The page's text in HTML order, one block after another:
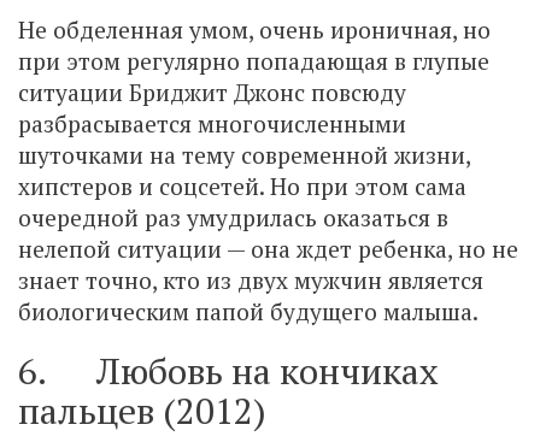
Не обделенная умом, очень ироничная, но
при этом регулярно попадающая в глупые
ситуации Бриджит Джонс повсюду
разбрасывается многочисленными
шуточками на тему современной жизни,
хипстеров и соцсетей. Но при этом сама
очередной раз умудрилась оказаться в
нелепой ситуации — она ждет ребенка, но не
знает точно, кто из двух мужчин является
биологическим папой будущего малыша.
6. Любовь на кончиках
пальцев (2012)